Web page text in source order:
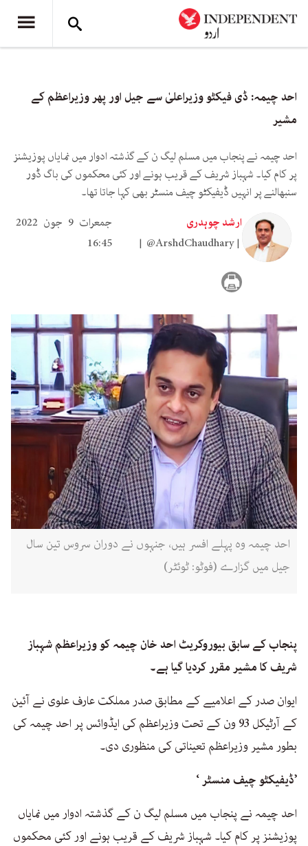
احد چیمہ: ڈی فیکٹو وزیراعلیٰ سے جیل اور پھر وزیراعظم کے
مشیر
احد چیمہ نے پنجاب میں مسلم لیگ ن کے گذشتہ ادوار میں نمایاں پوزیشنز
پر کام کیا۔ شہباز شریف کے قریب ہونے اور کئی محکموں کی باگ ڈور
سنبھالنے پر انہیں ڈیفیکٹو چیف منسٹر بھی کہا جاتا تھا۔
ارشد چوہدری
@ArshdChaudhary
جمعرات 9 جون 2022
16:45
احد چیمہ وہ پہلے افسر ہیں، جنہوں نے دوران سروس تین سال
جیل میں گزارے (فوٹو: ٹوئٹر)
پنجاب کے سابق بیوروکریٹ احد خان چیمہ کو وزیراعظم شہباز
شریف کا مشیر مقرر کردیا گیا ہے۔
ایوان صدر کے اعلامیے کے مطابق صدر مملکت عارف علوی نے آئین
کے آرٹیکل 93 ون کے تحت وزیراعظم کی ایڈوائس پر احد چیمہ کی
بطور مشیر وزیراعظم تعیناتی کی منظوری دی۔
’ڈیفیکٹو چیف منسٹر ‘
احد چیمہ نے پنجاب میں مسلم لیگ ن کے گذشتہ ادوار میں نمایاں
پوزیشنز پر کام کیا۔ شہباز شریف کے قریب ہونے اور کئی محکموں